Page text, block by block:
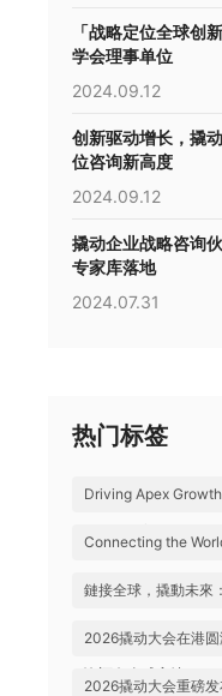
「战略定位全球创
学会理事单位
2024.09.12
创新驱动增长，撬
位咨询新高度
2024.09.12
撬动企业战略咨询
专家库落地
2024.07.31
热门标签
Driving Apex
Successfully Held
Connecting the
鏈接全球，撬動未來
2026撬动大会在港
询迈向全球高地
2026撬动大会重磅